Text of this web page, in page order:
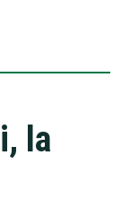
la